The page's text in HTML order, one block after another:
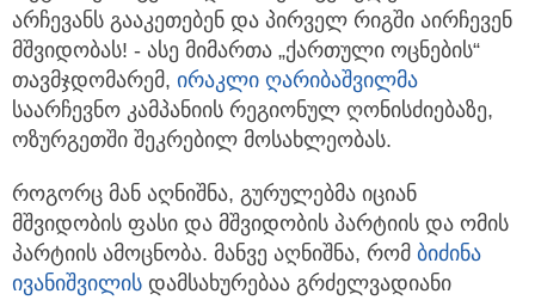
არჩევანს გააკეთებენ და პირველ რიგში აირჩევენ
მშვიდობას! - ასე მიმართა „ქართული ოცნების“
თავმჯდომარემ, ირაკლი ღარიბაშვილმა
საარჩევნო კამპანიის რეგიონულ ღონისძიებაზე,
ოზურგეთში შეკრებილ მოსახლეობას.
როგორც მან აღნიშნა, გურულებმა იციან
მშვიდობის ფასი და მშვიდობის პარტიის და ომის
პარტიის ამოცნობა. მანვე აღნიშნა, რომ ბიძინა
ივანიშვილის დამსახურებაა გრძელვადიანი